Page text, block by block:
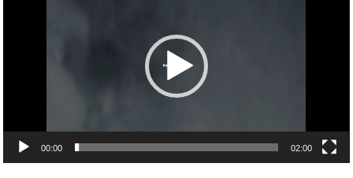
00:00 02:00